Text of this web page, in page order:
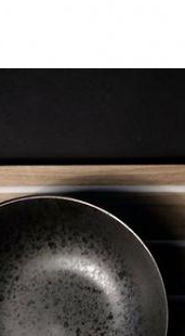
с интегрированным
цвета для
1200 мм
создан для тех, кто
организацию